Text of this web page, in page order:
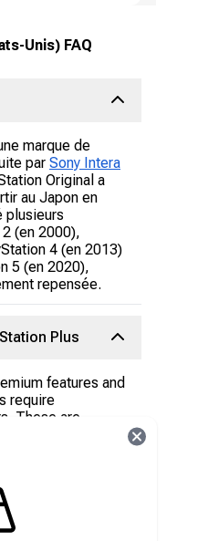
Unis) FAQ
marque de
par Sony Intera
Original a
au Japon en
plusieurs
(en 2000),
4 (en 2013)
5 (en 2020),
repensée.
Plus
features and
require
These are
to your
gift card
users are
regions.